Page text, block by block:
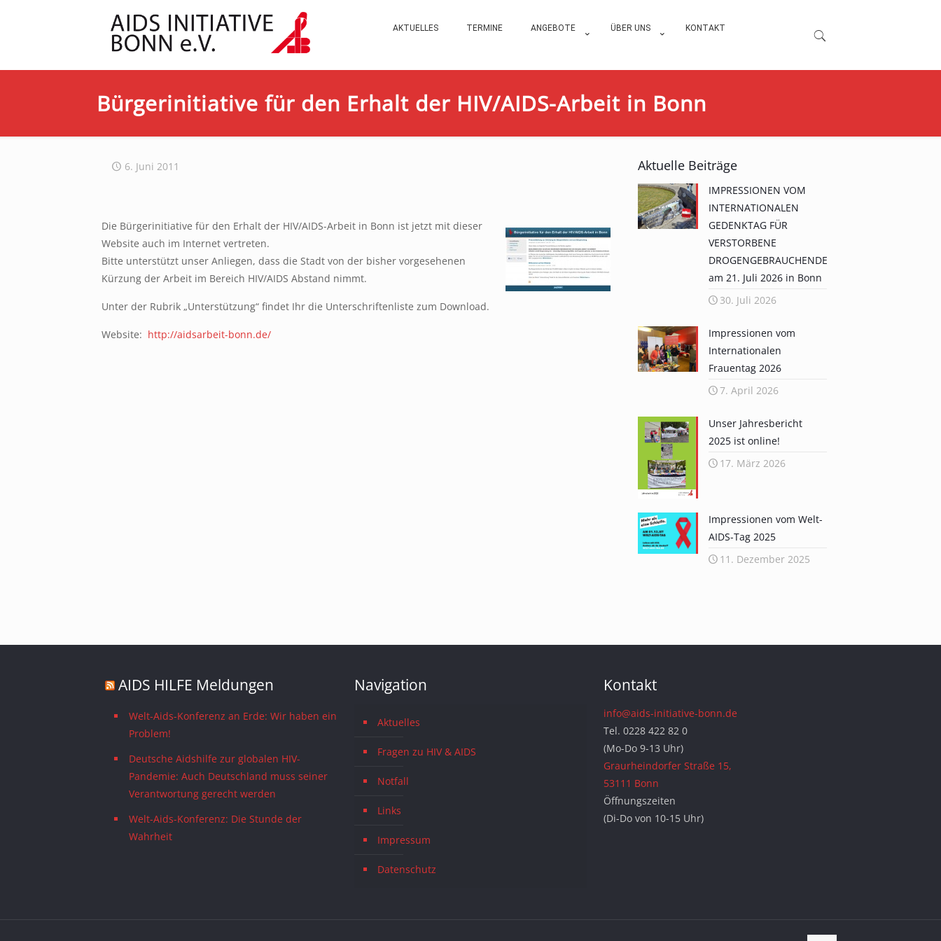
AKTUELLES TERMINE ANGEBOTE ÜBER UNS KONTAKT
Bürgerinitiative für den Erhalt der HIV/AIDS-Arbeit in Bonn
6. Juni 2011
Die Bürgerinitiative für den Erhalt der HIV/AIDS-Arbeit in Bonn ist jetzt mit dieser
Website auch im Internet vertreten.
Bitte unterstützt unser Anliegen, dass die Stadt von der bisher vorgesehenen
Kürzung der Arbeit im Bereich HIV/AIDS Abstand nimmt.
Unter der Rubrik „Unterstützung“ findet Ihr die Unterschriftenliste zum Download.
Website: http://aidsarbeit-bonn.de/
Aktuelle Beiträge
IMPRESSIONEN VOM
INTERNATIONALEN
GEDENKTAG FÜR
VERSTORBENE
DROGENGEBRAUCHENDE
am 21. Juli 2026 in Bonn
30. Juli 2026
Impressionen vom
Internationalen
Frauentag 2026
7. April 2026
Unser Jahresbericht
2025 ist online!
17. März 2026
Impressionen vom Welt-
AIDS-Tag 2025
11. Dezember 2025
AIDS HILFE Meldungen
Welt-Aids-Konferenz an Erde: Wir haben ein
Problem!
Deutsche Aidshilfe zur globalen HIV-
Pandemie: Auch Deutschland muss seiner
Verantwortung gerecht werden
Welt-Aids-Konferenz: Die Stunde der
Wahrheit
Navigation
Aktuelles
Fragen zu HIV & AIDS
Notfall
Links
Impressum
Datenschutz
Kontakt
info@aids-initiative-bonn.de
Tel. 0228 422 82 0
(Mo-Do 9-13 Uhr)
Graurheindorfer Straße 15,
53111 Bonn
Öffnungszeiten
(Di-Do von 10-15 Uhr)